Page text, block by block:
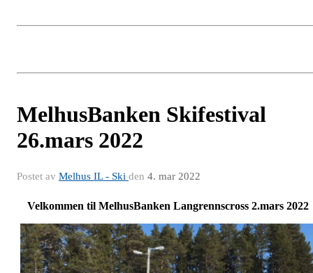
MelhusBanken Skifestival
26.mars 2022
Postet av Melhus IL - Ski den 4. mar 2022
Velkommen til MelhusBanken Langrennscross 2.mars 2022